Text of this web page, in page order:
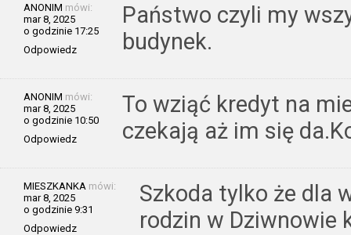
ANONIM mówi:
mar 8, 2025
o godzinie 17:25
Odpowiedz
Państwo czyli my
budynek.
ANONIM mówi:
mar 8, 2025
o godzinie 10:50
Odpowiedz
To wziąć kredyt na
czekają aż im się
MIESZKANKA mówi:
mar 8, 2025
o godzinie 9:31
Odpowiedz
Szkoda tylko że dla
rodzin w Dziwnowie